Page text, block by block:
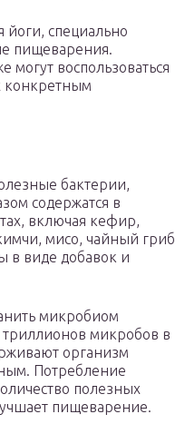
йоги, специально
пищеварения.
воспользоваться
конкретным
бактерии,
содержатся в
включая кефир,
мисо, чайный гриб
в виде добавок и
микробиом
микробов в
организм
Потребление
полезных
пищеварение.